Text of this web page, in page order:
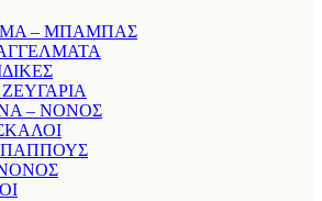
– ΜΠΑΜΠΑΣ
ΖΕΥΓΑΡΙΑ
– ΝΟΝΟΣ
ΠΑΠΠΟΥΣ